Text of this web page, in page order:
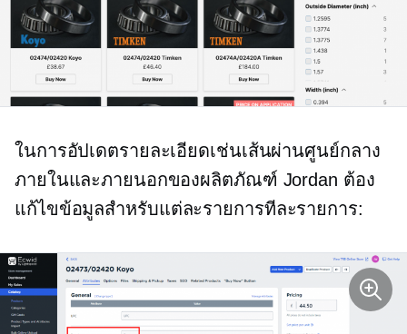
ในการอัปเดตรายละเอียดเช่นเส้นผ่านศูนย์กลาง
ภายในและภายนอกของผลิตภัณฑ์ Jordan ต้อง
แก้ไขข้อมูลสำหรับแต่ละรายการทีละรายการ: